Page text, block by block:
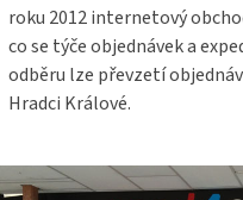
roku 2012 internetový
co se týče objednávek a
odběru lze převzetí
Hradci Králové.